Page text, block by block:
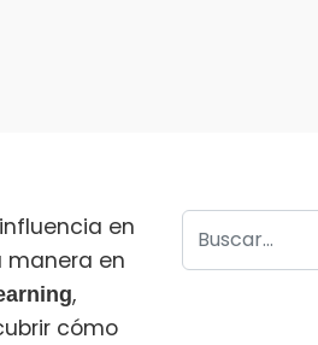
en
en
,
cómo
Buscar: